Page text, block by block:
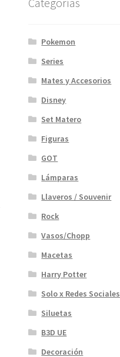
Pokemon
Series
Mates y Accesorios
Disney
Set Matero
Figuras
GOT
Lámparas
Llaveros / Souvenir
Rock
Vasos/Chopp
Macetas
Harry Potter
Solo x Redes Sociales
Siluetas
B3D UE
Decoración